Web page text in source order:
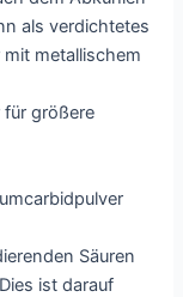
als verdichtetes
metallischem
größere
Säuren
ist darauf